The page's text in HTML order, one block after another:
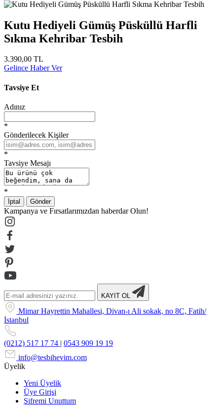
Kutu Hediyeli Gümüş Püsküllü Harfli
Sıkma Kehribar Tesbih
3.390,00 TL
Gelince Haber Ver
Tavsiye Et
Adınız
*
Gönderilecek Kişiler
*
Tavsiye Mesajı
*
İptal Gönder
Kampanya ve Fırsatlarımızdan haberdar Olun!
KAYIT OL
Mimar Hayrettin Mahallesi, Divan-ı Ali sokak, no 8C, Fatih/
İstanbul
(0212) 517 17 74 | 0543 909 19 19
info@tesbihevim.com
Üyelik
Yeni Üyelik
Üye Girişi
Şifremi Unuttum